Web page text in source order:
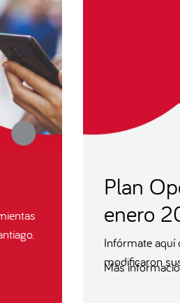
Plan
enero
Infórmate aquí
modificaron
Más